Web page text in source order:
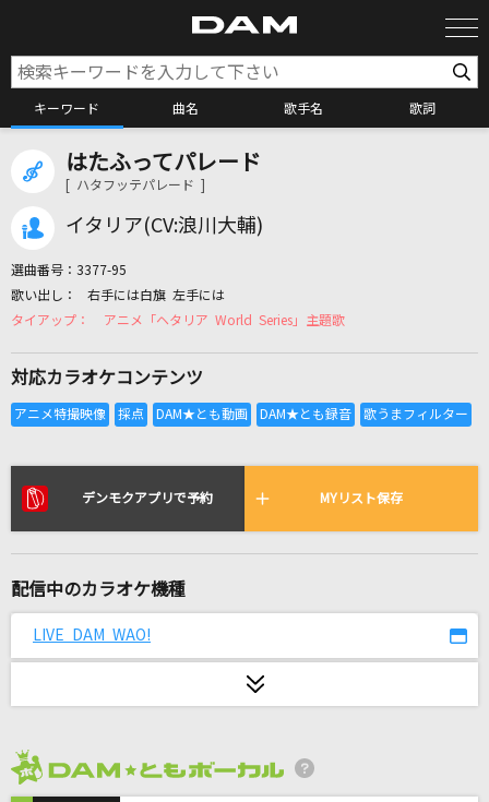
キーワード 曲名 歌手名 歌詞
カラオケ検索
カラオケ店舗検索
カラオケリクエスト
[生音]水平線
朧
The 5th
FOLLOW
Kis-My-Ft2
はたふってパレード
[ ハタフッテパレード ]
イタリア(CV:浪川大輔)
選曲番号： 3377-95
右手には白旗 左手には
アニメ「ヘタリア World Series」主題歌
対応カラオケコンテンツ
デンモクアプリで予約 MYリスト保存
配信中のカラオケ機種
LIVE DAM WAO!